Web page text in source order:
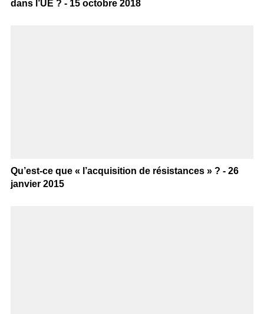
dans l’UE ? - 15 octobre 2018
Qu’est-ce que « l’acquisition de résistances » ? - 26
janvier 2015